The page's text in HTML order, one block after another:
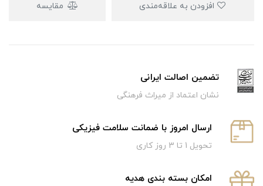
مقایسه
تضمین اصالت ایرانی
نشان اعتماد از میراث فرهنگی
ارسال امروز با ضمانت سلامت فیزیکی
تحویل 1 تا 3 روز کاری
امکان بسته بندی هدیه